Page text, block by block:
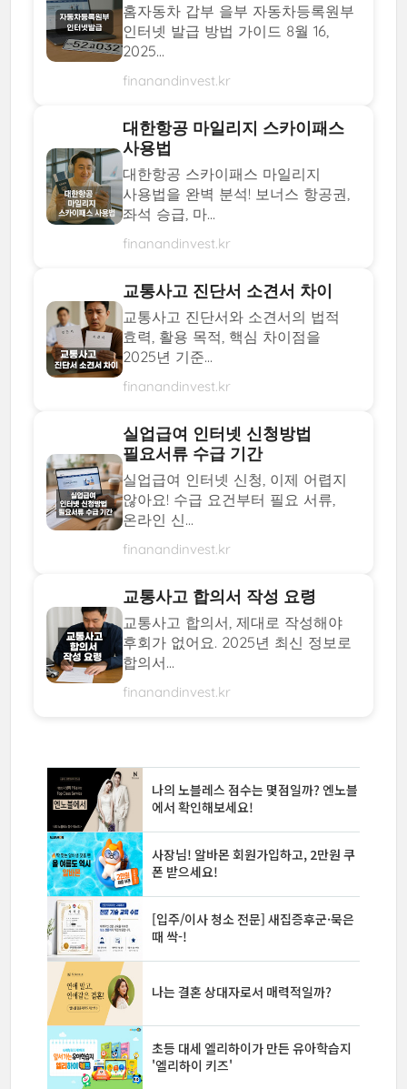
홈자동차 갑부 을부 자동차등록원부
인터넷 발급 방법 가이드 8월 16,
2025...
finanandinvest.kr
대한항공 마일리지 스카이패스
사용법
대한항공 스카이패스 마일리지
사용법을 완벽 분석! 보너스 항공권,
좌석 승급, 마...
finanandinvest.kr
교통사고 진단서 소견서 차이
교통사고 진단서와 소견서의 법적
효력, 활용 목적, 핵심 차이점을
2025년 기준...
finanandinvest.kr
실업급여 인터넷 신청방법
필요서류 수급 기간
실업급여 인터넷 신청, 이제 어렵지
않아요! 수급 요건부터 필요 서류,
온라인 신...
finanandinvest.kr
교통사고 합의서 작성 요령
교통사고 합의서, 제대로 작성해야
후회가 없어요. 2025년 최신 정보로
합의서...
finanandinvest.kr